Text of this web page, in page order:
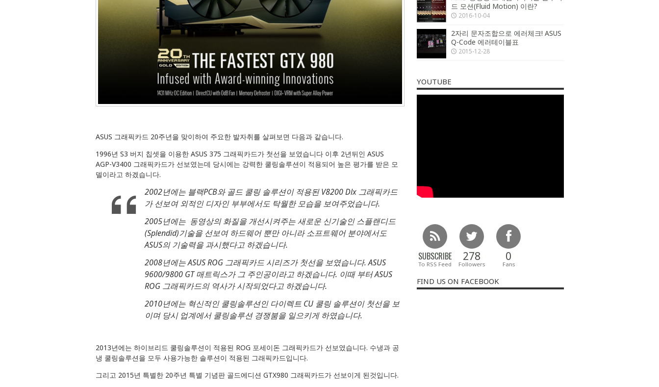
ASUS 그래픽카드 20주년을 맞이하여 주요한 발자취를 살펴보면 다음과 같습니다.
1996년 S3 버지 칩셋을 이용한 ASUS 375 그래픽카드가 첫선을 보였습니다 이후 2년뒤인 ASUS
AGP-V3400 그래픽카드가 선보였는데 당시에는 강력한 쿨링솔루션이 적용되어 높은 평가를 받은 모
델이라고 하겠습니다.
2002년에는 블랙PCB와 골드 쿨링 솔루션이 적용된 V8200 Dlx 그래픽카드
가 선보여 외적인 디자인 부부에서도 탁월한 모습을 보여주었습니다.
2005년에는 동영상의 화질을 개선시켜주는 새로운 신기술인 스플랜디드
(Splendid)기술을 선보여 하드웨어 뿐만 아니라 소프트웨어 분야에서도
ASUS의 기술력을 과시했다고 하겠습니다.
2008년에는 ASUS ROG 그래픽카드 시리즈가 첫선을 보였습니다. ASUS
9600/9800 GT 매트릭스가 그 주인공이라고 하겠습니다. 이때 부터 ASUS
ROG 그래픽카드의 역사가 시작되었다고 하겠습니다.
2010년에는 혁신적인 쿨링솔루션인 다이렉트 CU 쿨링 솔루션이 첫선을 보
이며 당시 업계에서 쿨링솔루션 경쟁붐을 일으키게 하였습니다.
2013년에는 하이브리드 쿨링솔루션이 적용된 ROG 포세이돈 그래픽카드가 선보였습니다. 수냉과 공
냉 쿨링솔루션을 모두 사용가능한 솔루션이 적용된 그래픽카드입니다.
그리고 2015년 특별한 20주년 특별 기념판 골드에디션 GTX980 그래픽카드가 선보이게 된것입니다.
드 모션(Fluid Motion) 이란?
2016-10-04
2자리 문자조합으로 에러체크! ASUS
Q-Code 에러테이블표
2015-12-28
YOUTUBE
SUBSCRIBE
To RSS Feed
278
Followers
0
Fans
FIND US ON FACEBOOK